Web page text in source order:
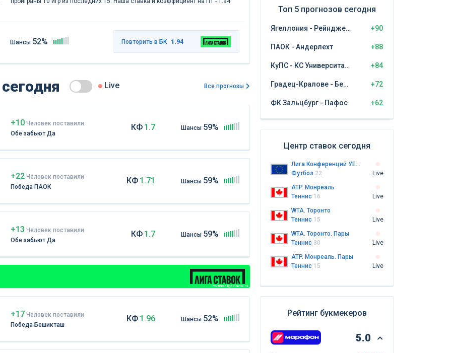
Шансы 52% Повторить в БК 1.94
Live Все прогнозы
+10 Человек поставили
Обе забьют Да
КФ 1.7 Шансы 59%
+22 Человек поставили
Победа ПАОК
КФ 1.71 Шансы 59%
+13 Человек поставили
Обе забьют Да
КФ 1.7 Шансы 59%
Реклама ligastavok.ru
+17 Человек поставили
Победа Бешикташ
КФ 1.96 Шансы 52%
Топ 5 прогнозов сегодня
Ягеллония - Рейнджерс +90
ПАОК - Андерлехт +88
КуПС - КС Университатя Крайова +84
Градец-Кралове - Бешикташ +72
ФК Зальцбург - Пафос +62
Центр ставок сегодня
Лига Конференций УЕФА
Футбол 22
Live
ATP. Монреаль
Теннис 16
Live
WTA. Торонто
Теннис 15
Live
WTA. Торонто. Пары
Теннис 30
Live
ATP. Монреаль. Пары
Теннис 15 Live
Рейтинг букмекеров
5.0